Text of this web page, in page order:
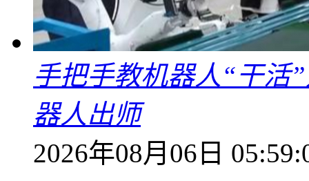
手把手教机器人“干活
器人出师
2026年08月06日